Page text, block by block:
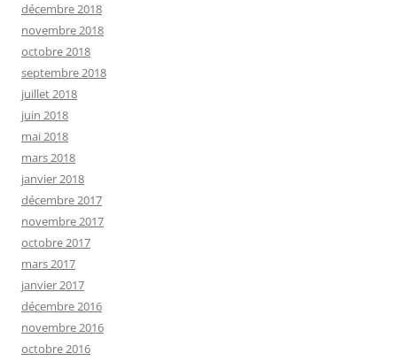
décembre 2018
novembre 2018
octobre 2018
septembre 2018
juillet 2018
juin 2018
mai 2018
mars 2018
janvier 2018
décembre 2017
novembre 2017
octobre 2017
mars 2017
janvier 2017
décembre 2016
novembre 2016
octobre 2016